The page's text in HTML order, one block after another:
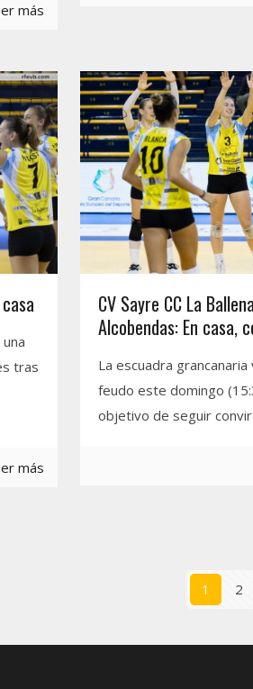
más
tras
más
CV Sayre CC La
Alcobendas: En casa,
La escuadra
feudo este domingo
objetivo de seguir
1 2